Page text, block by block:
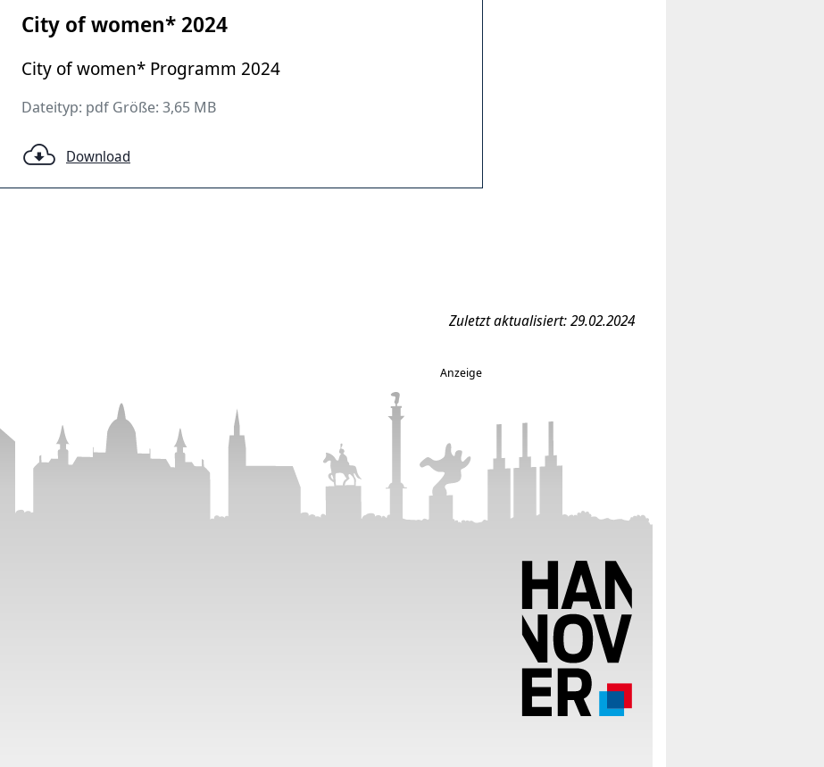
City of women* 2024
City of women* Programm 2024
Dateityp: pdf Größe: 3,65 MB
Download
Zuletzt aktualisiert: 29.02.2024
Anzeige